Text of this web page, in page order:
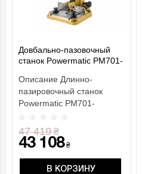
Довбально-пазовочный
станок Powermatic PM701-
Описание Длинно-
пазировочный станок
Powermatic PM701-
Рельсовый механизм
подачи с газовы..
47 419₴
43 108₴
В КОРЗИНУ